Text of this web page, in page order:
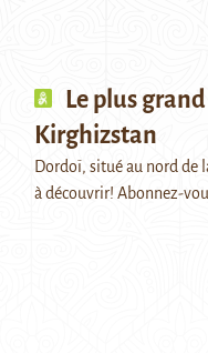
Le plus
Kirghizstan
Dordoï, situé au nord de
à découvrir! Abonnez-